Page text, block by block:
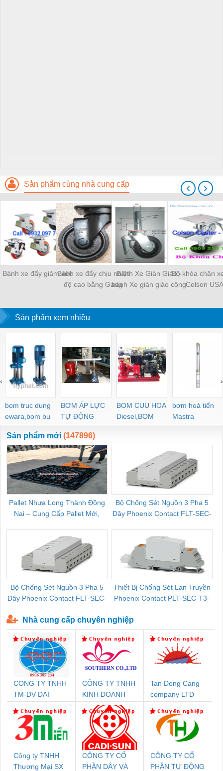
Sản phẩm cùng nhà cung cấp
Bánh xe đẩy giảm xócBánh xe đẩy chịu nhiệt
độ cao bằng Gang
Bánh Xe Giàn Giáo -
bánh Xe giàn giáo công
giáo xây dựng
Bộ khóa chân
Colson USA
‹ ›
Sản phẩm xem nhiều
bom truc dung
ewara,bom bu
ewara
BƠM ÁP LỰC
TỰ ĐỘNG
BOM CUU HOA
Diesel,BOM
CHUA CHAY
bơm hoả tiển
Mastra
‹ ›
Sản phẩm mới (147896)
Pallet Nhựa Long Thành Đồng
Nai – Cung Cấp Pallet Mới,
Bộ Chống Sét Nguồn 3 Pha 5
Dây Phoenix Contact FLT-SEC-
Bộ Chống Sét Nguồn 3 Pha 5
Dây Phoenix Contact FLT-SEC-
Thiết Bị Chống Sét Lan Truyền
Phoenix Contact PLT-SEC-T3-
Nhà cung cấp chuyên nghiệp
CONG TY TNHH
TM-DV DAI
CÔNG TY TNHH
KINH DOANH
DỊCH VỤ XNK
PHƯƠNG NAM
Tan Dong Cang
company LTD
Công ty TNHH
Thương Mại SX
CÔNG TY CỔ
PHẦN DÂY VÀ
CÔNG TY CỔ
PHẦN TỰ ĐỘNG